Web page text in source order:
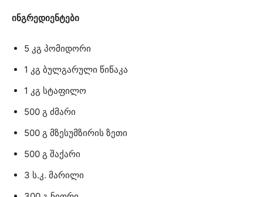
ინგრედიენტები
5 კგ პომიდორი
1 კგ ბულგარული წიწაკა
1 კგ სტაფილო
500 გ ძმარი
500 გ მზესუმზირის ზეთი
500 გ შაქარი
3 ს.კ. მარილი